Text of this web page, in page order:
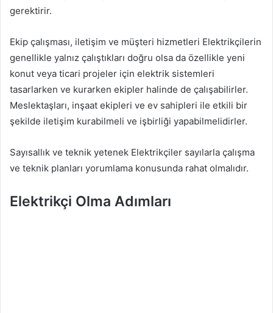
gerektirir.
Ekip çalışması, iletişim ve müşteri hizmetleri Elektrikçilerin
genellikle yalnız çalıştıkları doğru olsa da özellikle yeni
konut veya ticari projeler için elektrik sistemleri
tasarlarken ve kurarken ekipler halinde de çalışabilirler.
Meslektaşları, inşaat ekipleri ve ev sahipleri ile etkili bir
şekilde iletişim kurabilmeli ve işbirliği yapabilmelidirler.
Sayısallık ve teknik yetenek Elektrikçiler sayılarla çalışma
ve teknik planları yorumlama konusunda rahat olmalıdır.
Elektrikçi Olma Adımları